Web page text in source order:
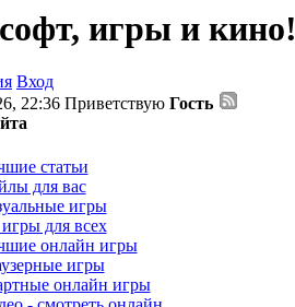
игры и кино!
Вход
22:36 Приветствую Гость
статьи
для вас
игры
для всех
онлайн игры
игры
онлайн игры